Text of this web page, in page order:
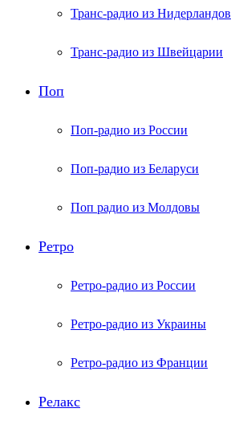
Транс-радио из Нидерландов
Транс-радио из Швейцарии
Поп
Поп-радио из России
Поп-радио из Беларуси
Поп радио из Молдовы
Ретро
Ретро-радио из России
Ретро-радио из Украины
Ретро-радио из Франции
Релакс